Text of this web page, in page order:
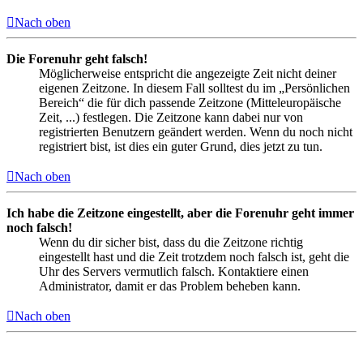
Nach oben
Die Forenuhr geht falsch!
Möglicherweise entspricht die angezeigte Zeit nicht deiner
eigenen Zeitzone. In diesem Fall solltest du im „Persönlichen
Bereich“ die für dich passende Zeitzone (Mitteleuropäische
Zeit, ...) festlegen. Die Zeitzone kann dabei nur von
registrierten Benutzern geändert werden. Wenn du noch nicht
registriert bist, ist dies ein guter Grund, dies jetzt zu tun.
Nach oben
Ich habe die Zeitzone eingestellt, aber die Forenuhr geht immer
noch falsch!
Wenn du dir sicher bist, dass du die Zeitzone richtig
eingestellt hast und die Zeit trotzdem noch falsch ist, geht die
Uhr des Servers vermutlich falsch. Kontaktiere einen
Administrator, damit er das Problem beheben kann.
Nach oben